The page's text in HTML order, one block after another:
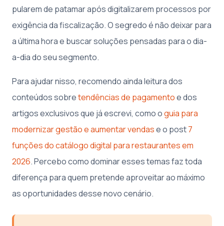
pularem de patamar após digitalizarem processos por
exigência da fiscalização. O segredo é não deixar para
a última hora e buscar soluções pensadas para o dia-
a-dia do seu segmento.
Para ajudar nisso, recomendo ainda leitura dos
conteúdos sobretendências de pagamentoe dos
artigos exclusivos que já escrevi, como oguia para
modernizar gestão e aumentar vendase o post7
funções do catálogo digital para restaurantes em
2026. Percebo como dominar esses temas faz toda
diferença para quem pretende aproveitar ao máximo
as oportunidades desse novo cenário.